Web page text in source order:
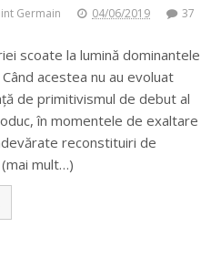
Germain 04/06/2019
37
scoate la lumină dominantele
acestea nu au evoluat
de primitivismul de debut al
în momentele de exaltare
reconstituiri de
mult…)